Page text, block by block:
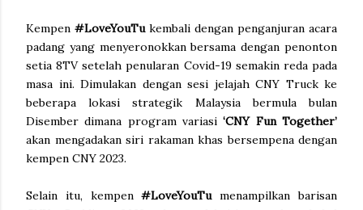
Kempen #LoveYouTu kembali dengan penganjuran acara
padang yang menyeronokkan bersama dengan penonton
setia 8TV setelah penularan Covid-19 semakin reda pada
masa ini. Dimulakan dengan sesi jelajah CNY Truck ke
beberapa lokasi strategik Malaysia bermula bulan
Disember dimana program variasi‘CNY Fun Together’
akan mengadakan siri rakaman khas bersempena dengan
kempen CNY 2023.
Selain itu, kempen#LoveYouTu menampilkan barisan